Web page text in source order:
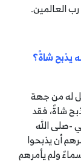
العالمين.
يذبح شاةً؟
له من جهة
شاةً، فقد
-صلى الله
أن يذبحوا
ولم يأمرهم